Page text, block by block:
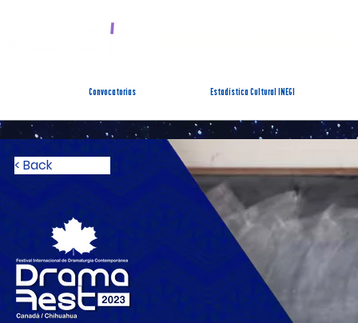
Convocatorias Estadística Cultural INEGI
< Back